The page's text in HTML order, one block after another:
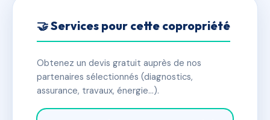
🤝 Services pour cette copropriété
Obtenez un devis gratuit auprès de nos
partenaires sélectionnés (diagnostics,
assurance, travaux, énergie…).